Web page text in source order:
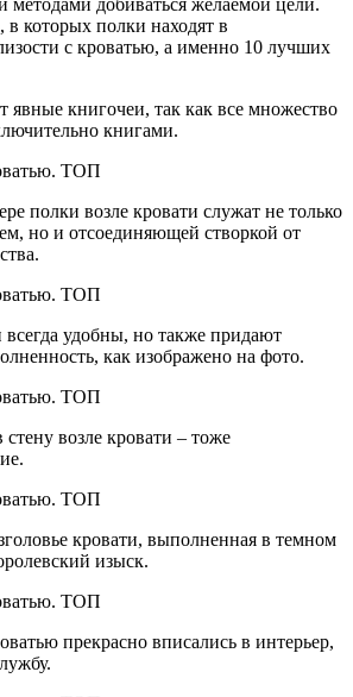
методами добиваться желаемой цели.
которых полки находят в
с кроватью, а именно 10 лучших
явные книгочеи, так как все множество
книгами.
полки возле кровати служат не только
но и отсоединяющей створкой от
всегда удобны, но также придают
как изображено на фото.
возле кровати – тоже
кровати, выполненная в темном
изыск.
прекрасно вписались в интерьер,